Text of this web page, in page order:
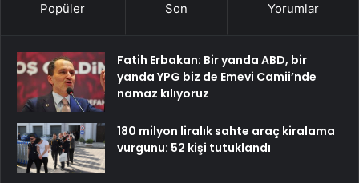
Popüler Son Yorumlar
Fatih Erbakan: Bir yanda ABD, bir
yanda YPG biz de Emevi Camii’nde
namaz kılıyoruz
180 milyon liralık sahte araç kiralama
vurgunu: 52 kişi tutuklandı